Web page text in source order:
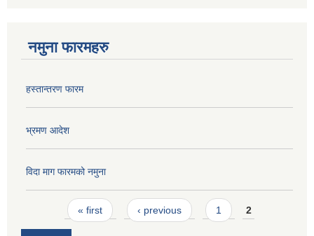
नमुना फारमहरु
हस्तान्तरण फारम
भ्रमण आदेश
विदा माग फारमको नमुना
Pages« first ‹ previous 1 2